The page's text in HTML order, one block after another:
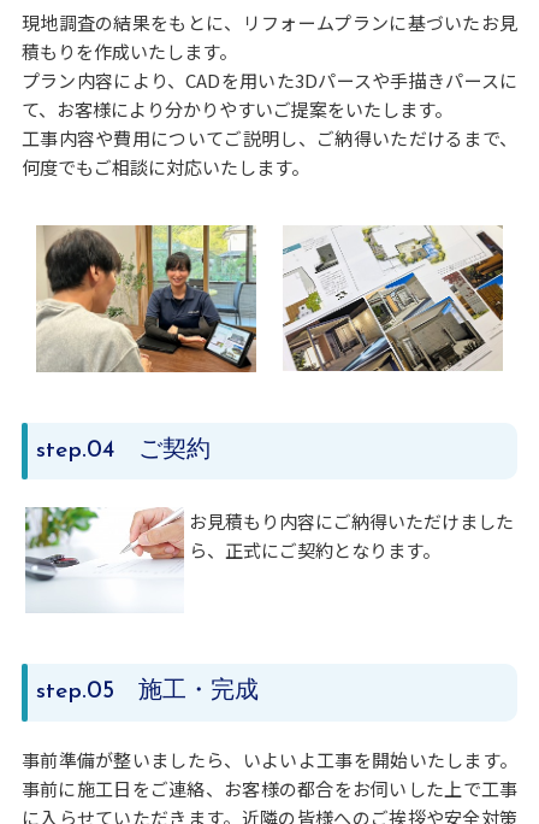
現地調査の結果をもとに、リフォームプランに基づいたお見
積もりを作成いたします。
プラン内容により、CADを用いた3Dパースや手描きパースに
て、お客様により分かりやすいご提案をいたします。
工事内容や費用についてご説明し、ご納得いただけるまで、
何度でもご相談に対応いたします。
step.04 ご契約
お見積もり内容にご納得いただけました
ら、正式にご契約となります。
step.05 施工・完成
事前準備が整いましたら、いよいよ工事を開始いたします。
事前に施工日をご連絡、お客様の都合をお伺いした上で工事
に入らせていただきます。近隣の皆様へのご挨拶や安全対策